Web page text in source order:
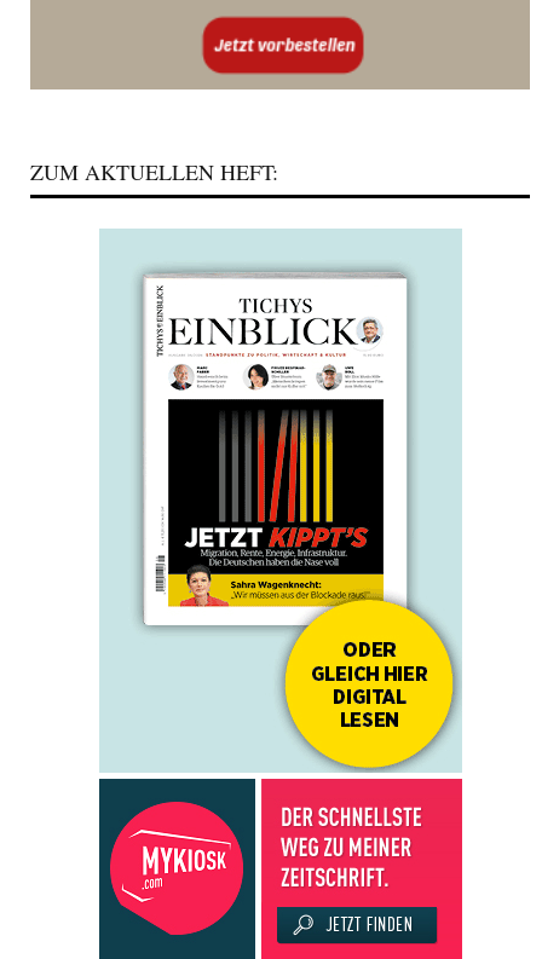
ZUM AKTUELLEN HEFT: